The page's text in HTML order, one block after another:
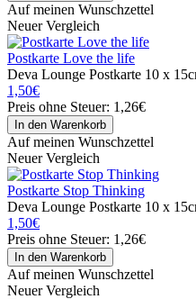
Auf meinen Wunschzettel
Neuer Vergleich
Postkarte Love the life
Deva Lounge Postkarte 10 x
1,50€
Preis ohne Steuer: 1,26€
Auf meinen Wunschzettel
Neuer Vergleich
Postkarte Stop Thinking
Deva Lounge Postkarte 10 x
1,50€
Preis ohne Steuer: 1,26€
Auf meinen Wunschzettel
Neuer Vergleich